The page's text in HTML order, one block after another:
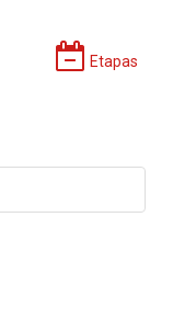
Etapas